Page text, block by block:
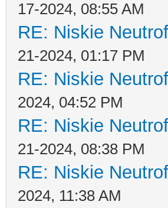
17-2024, 08:55 AM
RE: Niskie
21-2024, 01:17 PM
RE: Niskie
2024, 04:52 PM
RE: Niskie
21-2024, 08:38 PM
RE: Niskie
2024, 11:38 AM